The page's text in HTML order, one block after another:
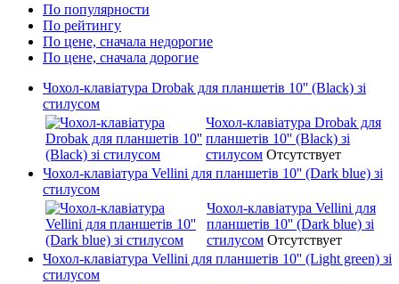
По популярности
По рейтингу
По цене, сначала недорогие
По цене, сначала дорогие
Чохол-клавіатура Drobak для планшетів 10'' (Black) зі
стилусом
Чохол-клавіатура Drobak для
планшетів 10'' (Black) зі
стилусом Отсутствует
Чохол-клавіатура Vellini для планшетів 10'' (Dark blue) зі
стилусом
Чохол-клавіатура Vellini для
планшетів 10'' (Dark blue) зі
стилусом Отсутствует
Чохол-клавіатура Vellini для планшетів 10'' (Light green) зі
стилусом